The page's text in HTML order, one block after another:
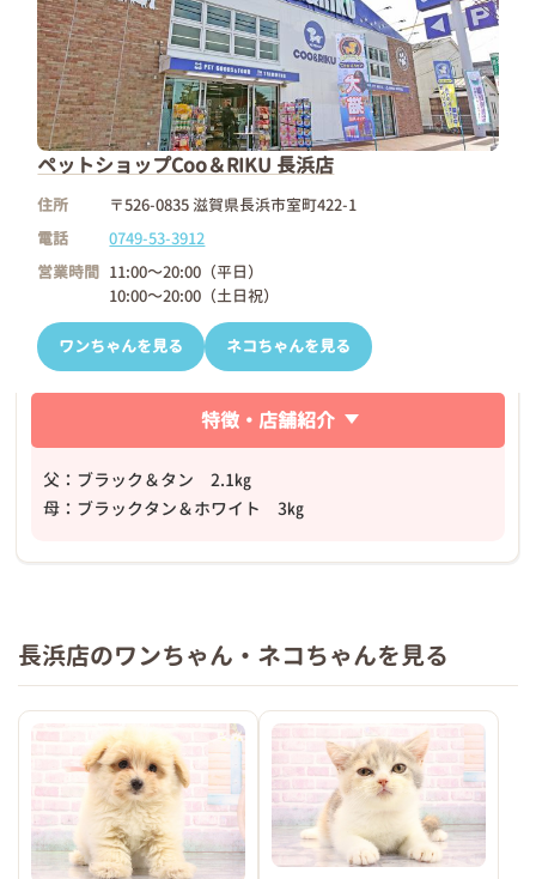
ペットショップCoo＆RIKU 長浜店
住所
〒526-0835 滋賀県長浜市室町422-1
電話
0749-53-3912
営業時間 11:00～20:00（平日）
10:00～20:00（土日祝）
ワンちゃんを見る ネコちゃんを見る
特徴・店舗紹介
父：ブラック＆タン 2.1㎏
母：ブラックタン＆ホワイト 3㎏
長浜店のワンちゃん・ネコちゃんを見る